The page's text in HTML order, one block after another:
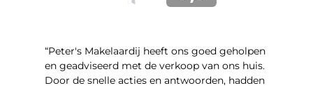
“Peter's Makelaardij heeft ons goed geholpen
en geadviseerd met de verkoop van ons huis.
Door de snelle acties en antwoorden, hadden